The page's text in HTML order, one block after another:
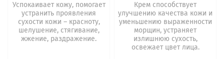
Успокаивает кожу, помогает
устранить проявления
сухости кожи – красноту,
шелушение, стягивание,
жжение, раздражение.
Крем способствует
улучшению качества кожи и
уменьшению выраженности
морщин, устраняет
излишнюю сухость,
освежает цвет лица.